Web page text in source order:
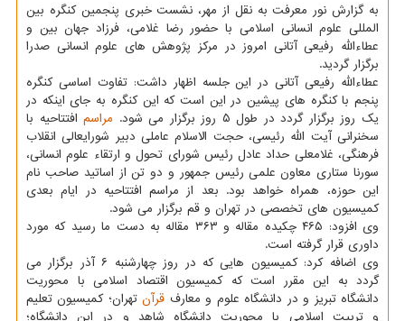
به گزارش نور معرفت به نقل از مهر، نشست خبری پنجمین كنگره بین
المللی علوم انسانی اسلامی با حضور رضا غلامی، فرزاد جهان بین و
عطاءالله رفیعی آتانی امروز در مركز پژوهش های علوم انسانی صدرا
برگزار گردید.
عطاءالله رفیعی آتانی در این جلسه اظهار داشت: تفاوت اساسی كنگره
پنجم با كنگره های پیشین در این است كه این كنگره به جای اینكه در
یك روز برگزار گردد در طول ۵ روز برگزار می شود.
مراسمافتتاحیه با
سخنرانی آیت الله رئیسی، حجت الاسلام عاملی دبیر شورایعالی انقلاب
فرهنگی، غلامعلی حداد عادل رئیس شورای تحول و ارتقاء علوم انسانی،
سورنا ستاری معاون علمی رئیس جمهور و دو تن از اساتید صاحب نام
این حوزه، همراه خواهد بود. بعد از مراسم افتتاحیه در ایام بعدی
كمیسیون های تخصصی در تهران و قم برگزار می شود.
وی افزود: ۴۶۵ چكیده مقاله و ۳۶۳ مقاله به دست ما رسید كه مورد
داوری قرار گرفته است.
وی اضافه كرد: كمیسیون هایی كه در روز چهارشنبه ۶ آذر برگزار می
گردد به این مقرر است كه كمیسیون اقتصاد اسلامی با محوریت
دانشگاه تبریز و در دانشگاه علوم و معارف قرآنتهران؛ كمیسیون تعلیم
و تربیت اسلامی با محوریت دانشگاه شاهد و در این دانشگاه؛